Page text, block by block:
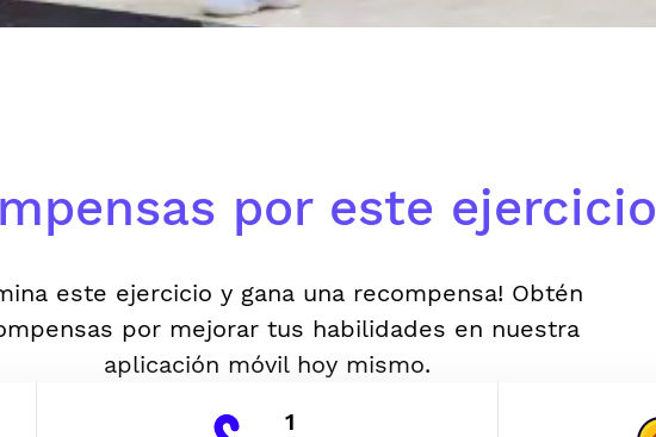
por este ejercicio
este ejercicio y gana una recompensa! Obtén
por mejorar tus habilidades en nuestra
aplicación móvil hoy mismo.
1